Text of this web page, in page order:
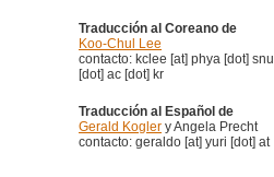
Traducción al Coreano de
Koo-Chul Lee
contacto: kclee [at] phya [dot] snu
[dot] ac [dot] kr
Traducción al Español de
Gerald Kogler y Angela Precht
contacto: geraldo [at] yuri [dot] at